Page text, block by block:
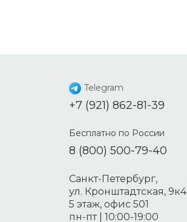
Telegram
+7 (921) 862-81-39
Бесплатно по России
8 (800) 500-79-40
Санкт-Петербург,
ул. Кронштадтская, 9к4
5 этаж, офис 501
пн-пт | 10:00-19:00